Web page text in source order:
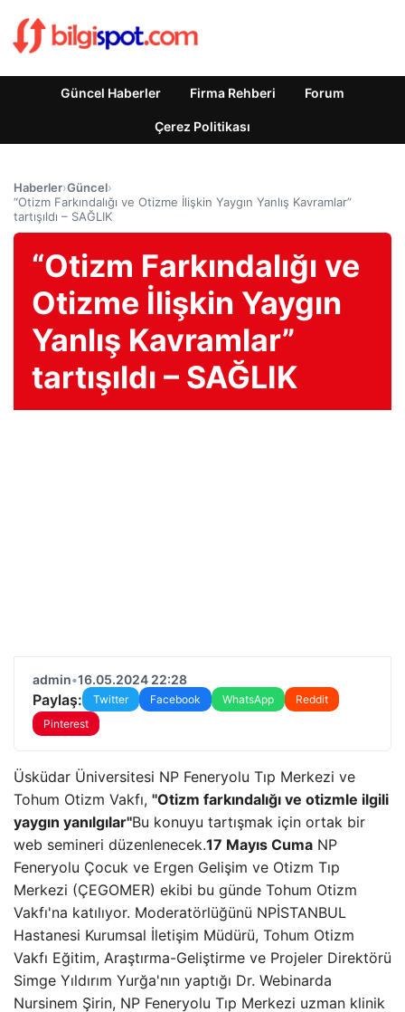
Güncel Haberler Firma Rehberi Forum
Çerez Politikası
Haberler›Güncel›
“Otizm Farkındalığı ve Otizme İlişkin Yaygın Yanlış Kavramlar”
tartışıldı – SAĞLIK
“Otizm Farkındalığı ve
Otizme İlişkin Yaygın
Yanlış Kavramlar”
tartışıldı – SAĞLIK
admin•16.05.2024 22:28
Paylaş: Twitter Facebook WhatsApp
Reddit
Pinterest
Üsküdar Üniversitesi NP Feneryolu Tıp Merkezi ve
Tohum Otizm Vakfı, ''Otizm farkındalığı ve otizmle ilgili
yaygın yanılgılar''Bu konuyu tartışmak için ortak bir
web semineri düzenlenecek.17 Mayıs Cuma NP
Feneryolu Çocuk ve Ergen Gelişim ve Otizm Tıp
Merkezi (ÇEGOMER) ekibi bu günde Tohum Otizm
Vakfı'na katılıyor. Moderatörlüğünü NPİSTANBUL
Hastanesi Kurumsal İletişim Müdürü, Tohum Otizm
Vakfı Eğitim, Araştırma-Geliştirme ve Projeler Direktörü
Simge Yıldırım Yurğa'nın yaptığı Dr. Webinarda
Nursinem Şirin, NP Feneryolu Tıp Merkezi uzman klinik